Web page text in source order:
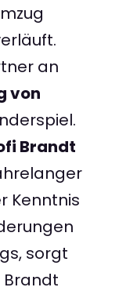
an
von
Brandt
Kenntnis
sorgt
Brandt